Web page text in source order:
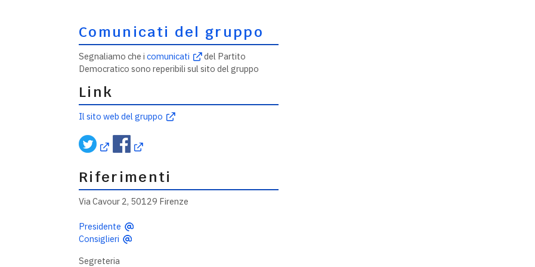
Comunicati del gruppo
Segnaliamo che i comunicati
del Partito
Democratico sono reperibili sul sito del gruppo
Link
Il sito web del gruppo
Riferimenti
Via Cavour 2, 50129 Firenze
Presidente
Consiglieri
Segreteria